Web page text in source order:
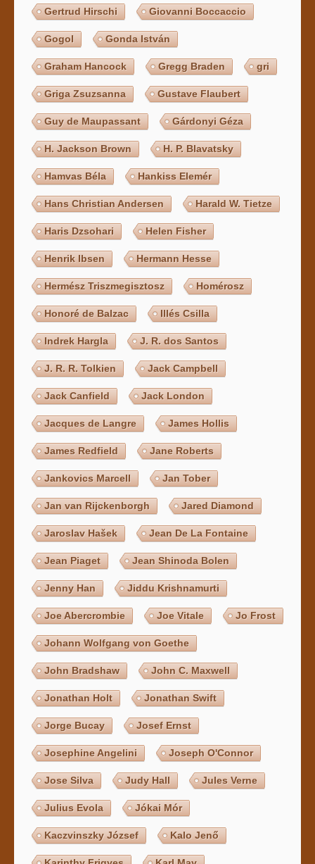
Gertrud Hirschi Giovanni Boccaccio
Gogol Gonda István
Graham Hancock Gregg Braden gri
Griga Zsuzsanna Gustave Flaubert
Guy de Maupassant Gárdonyi Géza
H. Jackson Brown H. P. Blavatsky
Hamvas Béla Hankiss Elemér
Hans Christian Andersen Harald W. Tietze
Haris Dzsohari Helen Fisher
Henrik Ibsen Hermann Hesse
Hermész Triszmegisztosz Homérosz
Honoré de Balzac Illés Csilla
Indrek Hargla J. R. dos Santos
J. R. R. Tolkien Jack Campbell
Jack Canfield Jack London
Jacques de Langre James Hollis
James Redfield Jane Roberts
Jankovics Marcell Jan Tober
Jan van Rijckenborgh Jared Diamond
Jaroslav Hašek Jean De La Fontaine
Jean Piaget Jean Shinoda Bolen
Jenny Han Jiddu Krishnamurti
Joe Abercrombie Joe Vitale Jo Frost
Johann Wolfgang von Goethe
John Bradshaw John C. Maxwell
Jonathan Holt Jonathan Swift
Jorge Bucay Josef Ernst
Josephine Angelini Joseph O'Connor
Jose Silva Judy Hall Jules Verne
Julius Evola Jókai Mór
Kaczvinszky József Kalo Jenő